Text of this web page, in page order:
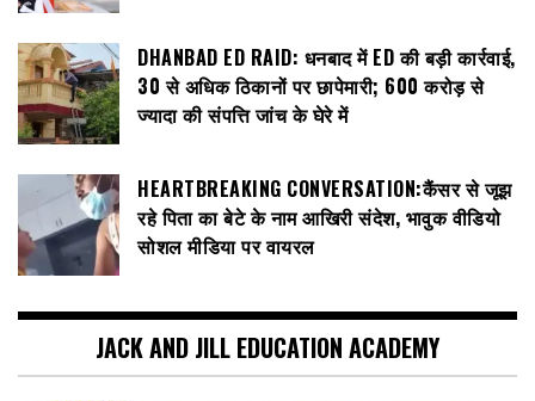
DHANBAD ED RAID: धनबाद में ED की बड़ी कार्रवाई,
30 से अधिक ठिकानों पर छापेमारी; 600 करोड़ से
ज्यादा की संपत्ति जांच के घेरे में
HEARTBREAKING CONVERSATION:कैंसर से जूझ
रहे पिता का बेटे के नाम आखिरी संदेश, भावुक वीडियो
सोशल मीडिया पर वायरल
JACK AND JILL EDUCATION ACADEMY